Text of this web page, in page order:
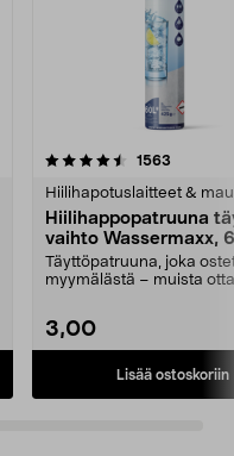
1563
Hiilihapotuslaitteet &
Hiilihappopatruuna
vaihto Wassermaxx,
Täyttöpatruuna, joka
myymälästä – muista
3,00
Lisää ostoskoriin
4.5viidestä